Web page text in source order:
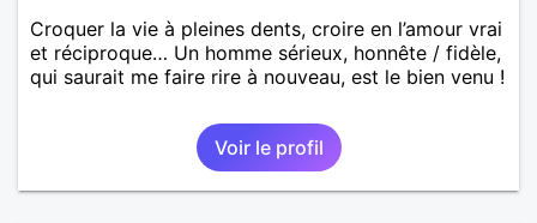
Croquer la vie à pleines dents, croire en l’amour vrai
et réciproque… Un homme sérieux, honnête / fidèle,
qui saurait me faire rire à nouveau, est le bien venu !
Voir le profil